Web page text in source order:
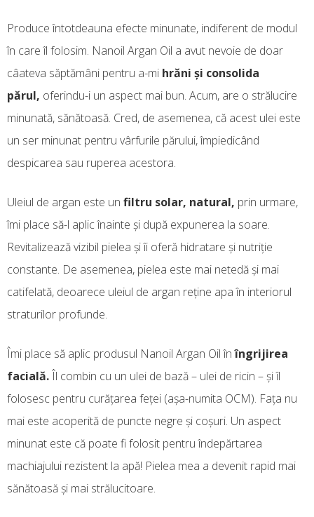
Produce întotdeauna efecte minunate, indiferent de modul
în care îl folosim. Nanoil Argan Oil a avut nevoie de doar
câateva săptămâni pentru a-mi hrăni și consolida
părul, oferindu-i un aspect mai bun. Acum, are o strălucire
minunată, sănătoasă. Cred, de asemenea, că acest ulei este
un ser minunat pentru vârfurile părului, împiedicând
despicarea sau ruperea acestora.
Uleiul de argan este un filtru solar, natural, prin urmare,
îmi place să-l aplic înainte și după expunerea la soare.
Revitalizează vizibil pielea și îi oferă hidratare și nutriție
constante. De asemenea, pielea este mai netedă și mai
catifelată, deoarece uleiul de argan reține apa în interiorul
straturilor profunde.
Îmi place să aplic produsul Nanoil Argan Oil înîngrijirea
facială.Îl combin cu un ulei de bază – ulei de ricin – și îl
folosesc pentru curățarea feței (așa-numita OCM). Fața nu
mai este acoperită de puncte negre și coșuri. Un aspect
minunat este că poate fi folosit pentru îndepărtarea
machiajului rezistent la apă! Pielea mea a devenit rapid mai
sănătoasă și mai strălucitoare.